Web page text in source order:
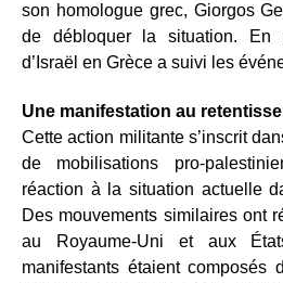
son homologue grec, Giorgos
de débloquer la situation. En
d’Israël en Grèce a suivi les
Une manifestation au
Cette action militante s’inscrit
de mobilisations pro-
réaction à la situation actuelle
Des mouvements similaires ont
au Royaume-Uni et aux
manifestants étaient composés